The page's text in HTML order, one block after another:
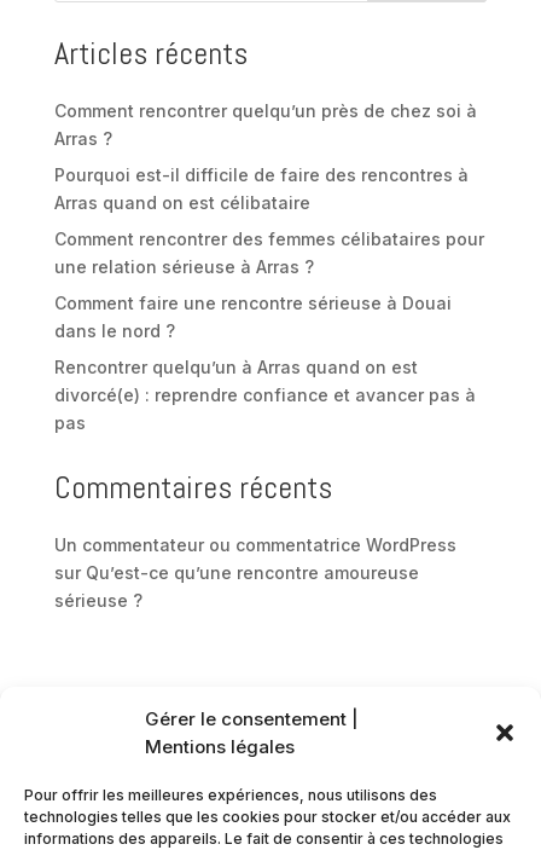
Gérer le consentement |
Mentions légales
Pour offrir les meilleures expériences, nous utilisons des
technologies telles que les cookies pour stocker et/ou accéder aux
informations des appareils. Le fait de consentir à ces technologies
Articles récents
Comment rencontrer quelqu’un près de chez soi à
Arras ?
Pourquoi est-il difficile de faire des rencontres à
Arras quand on est célibataire
Comment rencontrer des femmes célibataires pour
une relation sérieuse à Arras ?
Comment faire une rencontre sérieuse à Douai
dans le nord ?
Rencontrer quelqu’un à Arras quand on est
divorcé(e) : reprendre confiance et avancer pas à
pas
Commentaires récents
Un commentateur ou commentatrice WordPress
sur Qu’est-ce qu’une rencontre amoureuse
sérieuse ?